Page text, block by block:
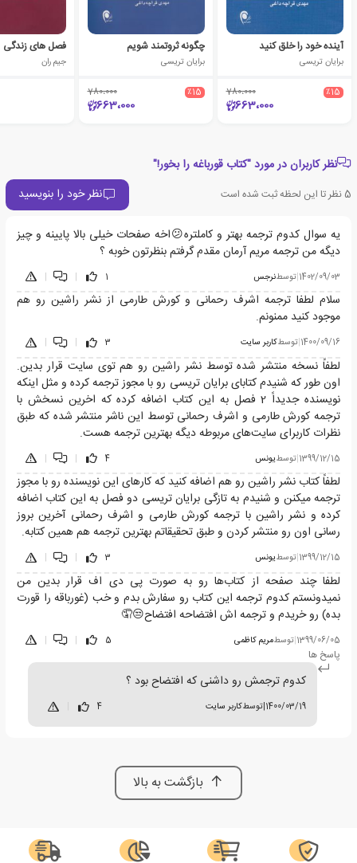
آینده خود را خلق کنید
برایان تریسی
٪15 780،000
663،000
چگونه ثروتمند شویم
برایان تریسی
٪15 780،000
663،000
فصل های زندگی
جیم ران
نظر کاربران در مورد "کتاب قورباغه را بخور!"
5 نظر تا این لحظه ثبت شده است نظر خود را بنویسید
یه سوال کدوم ترجمه بهتر و کاملتره😕اخه صفحات خیلی بالا پایینه و چیز
دیگه من ترجمه مریم آرمان مقدم گرفتم بنظرتون خوبه ؟
1402/09/03
|توسطنرجس 1
|
|
سلام لطفا ترجمه اشرف رحمانی و کورش طارمی از نشر راشین رو هم
موجود کنید ممنونم.
1400/09/16
|توسطکاربر سایت 3
|
|
لطفاً نسخه منتشر شده توسط نشر راشین رو هم توی سایت قرار بدین.
اون طور که شنیدم کتابای برایان تریسی رو با مجوز ترجمه کرده و مثل اینکه
نویسنده جدیداً 2 فصل به این کتاب اضافه کرده که اخرین نسخش با
ترجمه کورش طارمی و اشرف رحمانی توسط این ناشر منتشر شده که طبق
نظرات کاربرای سایت‌های مربوطه دیگه بهترین ترجمه هست.
1399/12/15
|توسطیونس 4
|
|
لطفاً کتاب نشر راشین رو هم اضافه کنید که کار‌های این نویسنده رو با مجوز
ترجمه میکنن و شنیدم به تازگی برایان تریسی دو فصل به این کتاب اضافه
کرده و نشر راشین با ترجمه کورش طارمی و اشرف رحمانی آخرین بروز
رسانی اون رو منتشر کردن و طبق تحقیقاتم بهترین ترجمه هم همین کتابه.
1399/12/15
|توسطیونس 3
|
|
لطفا چند صفحه از کتاب‌ها رو به صورت پی دی اف قرار بدین من
نمیدونستم کدوم ترجمه این کتاب رو سفارش بدم و خب (غورباقه را قورت
بده) رو خریدم و ترجمه اش افتضاحه افتضاح😒🤦
1399/06/05
|توسطمریم کاظمی 5
|
|
پاسخ ها
کدوم ترجمش رو داشنی که افتضاح بود ؟
1400/03/19
|توسطکاربر سایت 4
بازگشت به بالا